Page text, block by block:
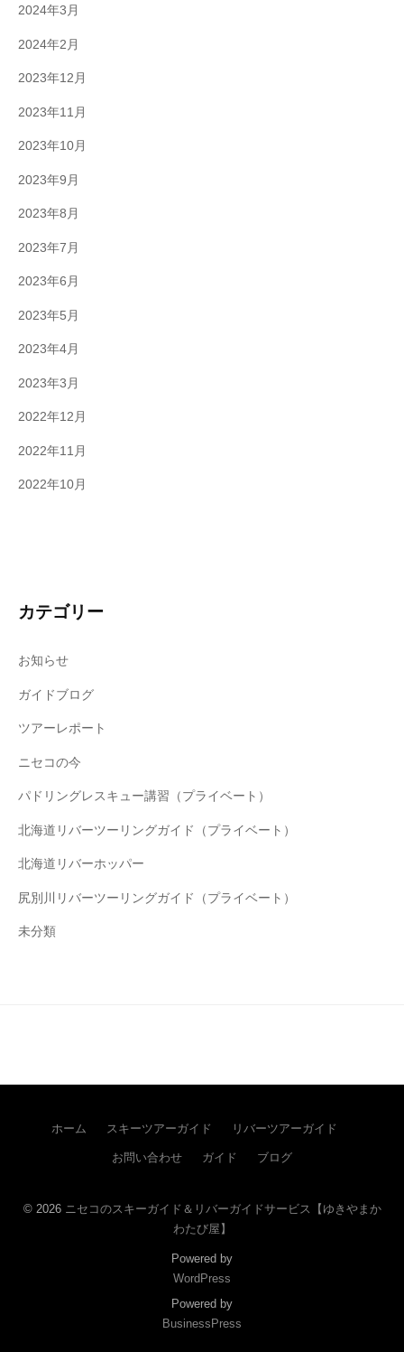
2024年3月
2024年2月
2023年12月
2023年11月
2023年10月
2023年9月
2023年8月
2023年7月
2023年6月
2023年5月
2023年4月
2023年3月
2022年12月
2022年11月
2022年10月
カテゴリー
お知らせ
ガイドブログ
ツアーレポート
ニセコの今
パドリングレスキュー講習（プライベート）
北海道リバーツーリングガイド（プライベート）
北海道リバーホッパー
尻別川リバーツーリングガイド（プライベート）
未分類
ホーム スキーツアーガイド リバーツアーガイド
お問い合わせ ガイド ブログ
© 2026 ニセコのスキーガイド＆リバーガイドサービス【ゆきやまか
わたび屋】
Powered by
WordPress
Powered by
BusinessPress